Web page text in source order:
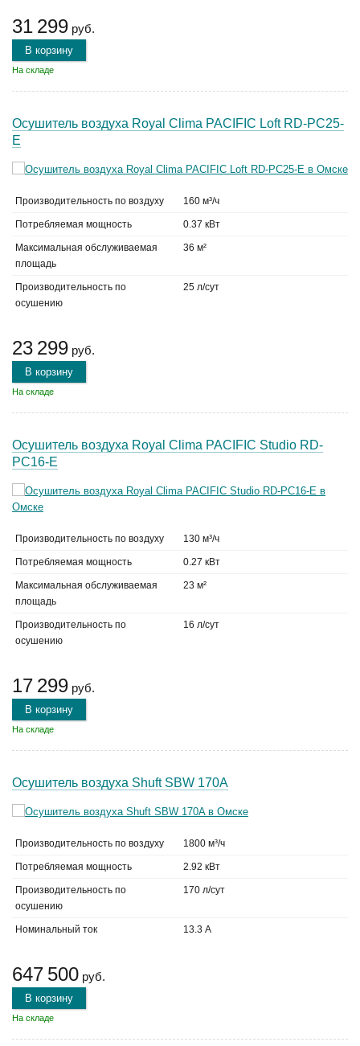
31 299 руб.
В корзину
На складе
Осушитель воздуха Royal Clima PACIFIC Loft RD-PC25-
E
Производительность по воздуху 160 м³/ч
Потребляемая мощность 0.37 кВт
Максимальная обслуживаемая
площадь
36 м²
Производительность по
осушению
25 л/сут
23 299 руб.
В корзину
На складе
Осушитель воздуха Royal Clima PACIFIC Studio RD-
PC16-E
Производительность по воздуху 130 м³/ч
Потребляемая мощность 0.27 кВт
Максимальная обслуживаемая
площадь
23 м²
Производительность по
осушению
16 л/сут
17 299 руб.
В корзину
На складе
Осушитель воздуха Shuft SBW 170A
Производительность по воздуху 1800 м³/ч
Потребляемая мощность 2.92 кВт
Производительность по
осушению
170 л/сут
Номинальный ток 13.3 А
647 500 руб.
В корзину
На складе